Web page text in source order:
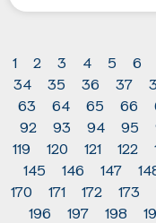
1 2 3 4 5 6
34
35 36 37
63
64 65 66
92
93 94 95
119
120 121 122
145
146 147
170
171 172 173
196
197 198